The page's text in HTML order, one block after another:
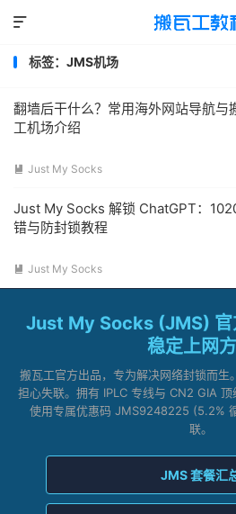

标签：JMS机场
翻墙后干什么？常用海外网站导航与
工机场介绍
 Just My Socks
Just My Socks 解锁 ChatGPT：
错与防封锁教程
 Just My Socks
Just My Socks (JMS) 官
稳定上网
搬瓦工官方出品，专为解决网络封锁而生
担心失联。拥有 IPLC 专线与 CN2 GIA 顶
使用专属优惠码 JMS9248225 (5.2%
联。
JMS 套餐汇